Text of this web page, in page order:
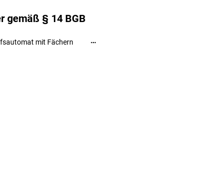
gemäß § 14 BGB
mit Fächern